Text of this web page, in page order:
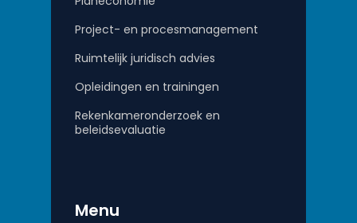
Project- en procesmanagement
Ruimtelijk juridisch advies
Opleidingen en trainingen
Rekenkameronderzoek en
beleidsevaluatie
Menu